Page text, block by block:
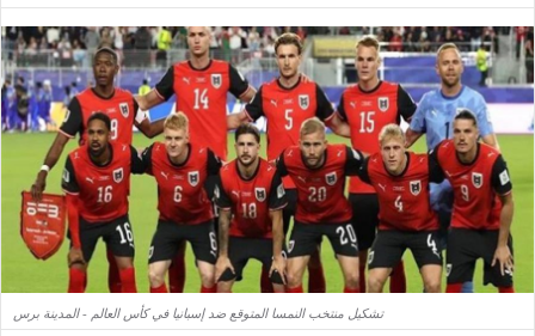
تشكيل منتخب النمسا المتوقع ضد إسبانيا في كأس العالم - المدينة برس